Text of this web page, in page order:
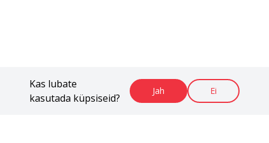
Kas lubate
kasutada küpsiseid?
Jah Ei